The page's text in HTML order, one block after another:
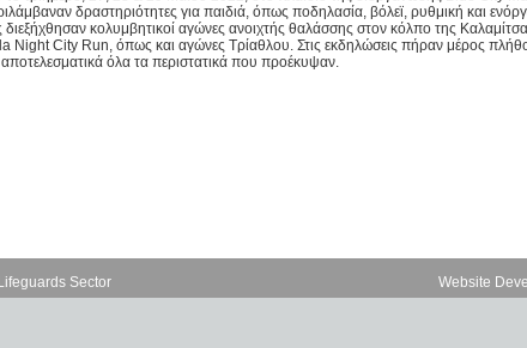
δραστηριότητες για παιδιά, όπως ποδηλασία, βόλεϊ, ρυθμική και
κολυμβητικοί αγώνες ανοιχτής θαλάσσης στον κόλπο της
Night City Run, όπως και αγώνες Τρίαθλου. Στις εκδηλώσεις πήραν μέρος
αποτελεσματικά όλα τα περιστατικά που προέκυψαν.
Sector Website